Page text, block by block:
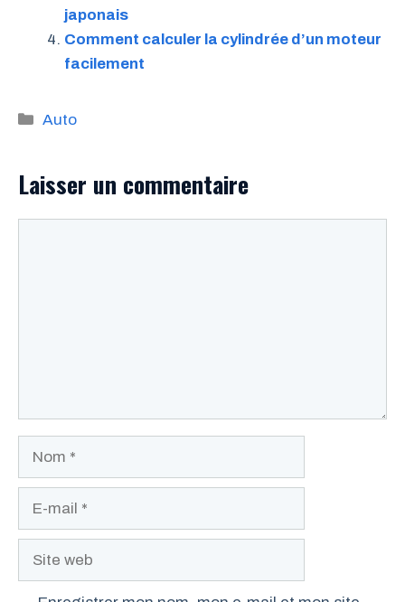
japonais
Comment calculer la cylindrée d’un moteur
facilement
Catégories
Auto
Laisser un commentaire